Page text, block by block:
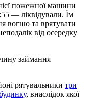
пожежної машини
— ліквідували. Їм
вогню та врятувати
від осередку
займання
рятувальники три
, внаслідок якої